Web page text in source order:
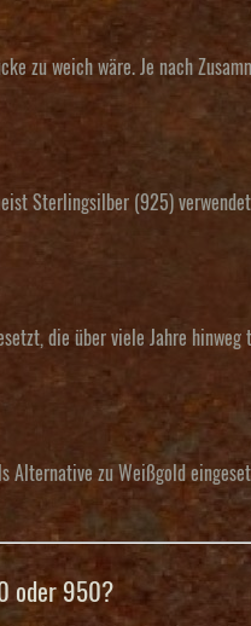
zu weich wäre. Je nach
Sterlingsilber (925)
die über viele Jahre
zu Weißgold
oder 950?